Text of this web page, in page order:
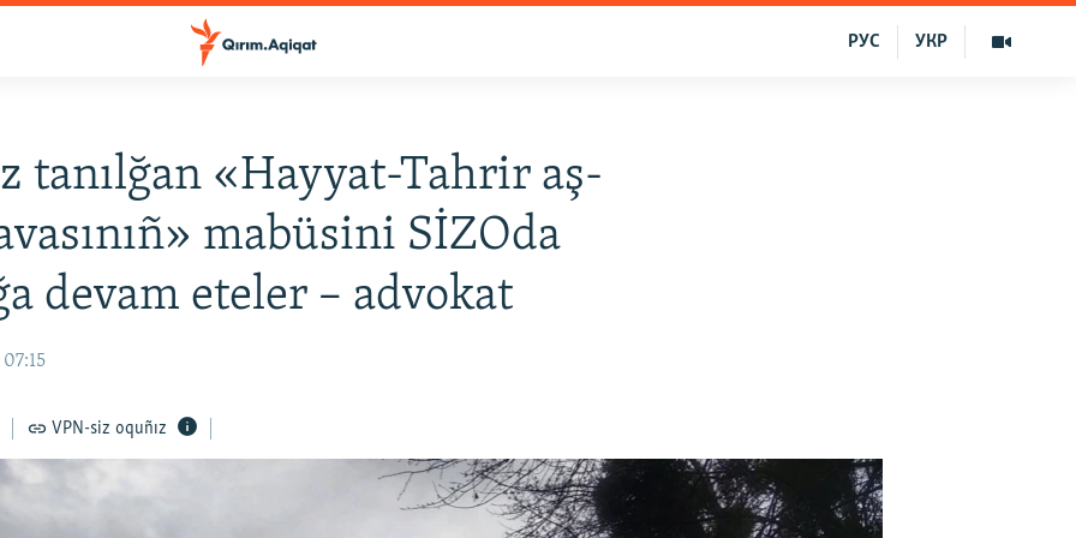
УКР
РУС
tanılğan «Hayyat-Tahrir aş-
mabüsini SİZOda
devam eteler – advokat
VPN-siz oquñız